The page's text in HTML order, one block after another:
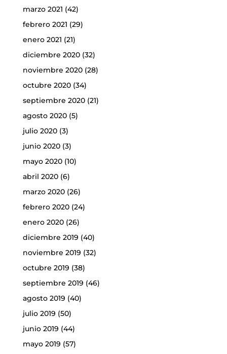
marzo 2021 (42)
febrero 2021 (29)
enero 2021 (21)
diciembre 2020(32)
noviembre 2020(28)
octubre 2020(34)
septiembre 2020(21)
agosto 2020(5)
julio 2020(3)
junio 2020(3)
mayo 2020(10)
abril 2020(6)
marzo 2020(26)
febrero 2020(24)
enero 2020(26)
diciembre 2019 (40)
noviembre 2019 (32)
octubre 2019 (38)
septiembre 2019 (46)
agosto 2019 (40)
julio 2019 (50)
junio 2019 (44)
mayo 2019 (57)